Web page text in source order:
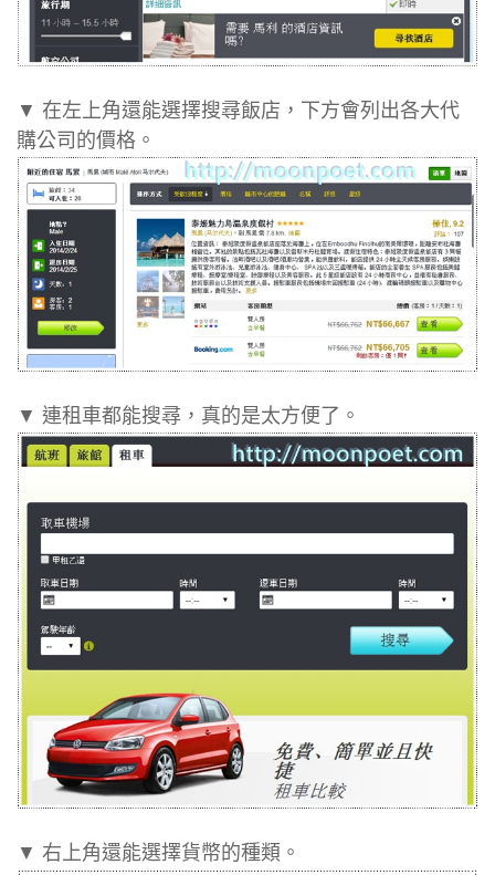
▼ 在左上角還能選擇搜尋飯店，下方會列出各大代
購公司的價格。
▼ 連租車都能搜尋，真的是太方便了。
▼ 右上角還能選擇貨幣的種類。